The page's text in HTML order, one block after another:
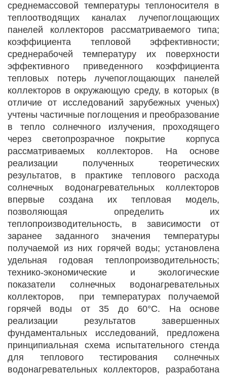
среднемассовой температуры теплоносителя в
теплоотводящих каналах лучепоглощающих
панелей коллекторов рассматриваемого типа;
коэффициента тепловой эффективности;
среднерабочей температуру их поверхности
эффективного приведенного коэффициента
тепловых потерь лучепоглощающих панелей
коллекторов в окружающую среду, в которых (в
отличие от исследований зарубежных ученых)
учтены частичные поглощения и преобразование
в тепло солнечного излучения, проходящего
через светопрозрачное покрытие корпуса
рассматриваемых коллекторов. На основе
реализации полученных теоретических
результатов, в практике теплового расхода
солнечных водонагревательных коллекторов
впервые создана их тепловая модель,
позволяющая определить их
теплопроизводительность, в зависимости от
заранее заданного значения температуры
получаемой из них горячей воды; установлена
удельная годовая теплопроизводительность;
технико-экономические и экологические
показатели солнечных водонагревательных
коллекторов, при температурах получаемой
горячей воды от 35 до 60°С. На основе
реализации результатов завершенных
фундаментальных исследований, предложена
принципиальная схема испытательного стенда
для теплового тестирования солнечных
водонагревательных коллекторов, разработана